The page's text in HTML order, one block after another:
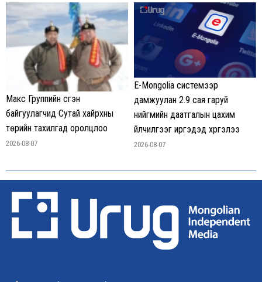
Макс Группийн үүсгэн
байгуулагчид Сутай хайрхны
төрийн тахилгад оролцлоо
2026-08-07
E-Mongolia системээр
дамжуулан 2.9 сая гаруй
нийгмийн даатгалын цахим
үйлчилгээг иргэдэд хүргэлээ
2026-08-07